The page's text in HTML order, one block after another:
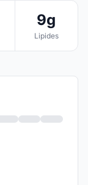
9g
Lipides